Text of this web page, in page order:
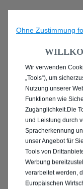
MIT
Ohne Zustimmung
Wir verwenden
„Tools“), um
Nutzung unserer
Funktionen wie
Zugänglichkeit.Die
und Leistung durch
Spracherkennung
unser Angebot für
Tools von
Werbung
verarbeitet werden,
Europäischen